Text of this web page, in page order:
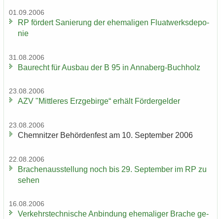
01.09.2006
RP för­dert Sa­nie­rung der ehe­ma­li­gen Fluat­werks­de­po­
nie
31.08.2006
Bau­recht für Aus­bau der B 95 in Annaberg-​Buchholz
23.08.2006
AZV "Mitt­le­res Erz­ge­bir­ge“ er­hält För­der­gel­der
23.08.2006
Chem­nit­zer Be­hör­den­fest am 10. Sep­tem­ber 2006
22.08.2006
Bra­chen­aus­stel­lung noch bis 29. Sep­tem­ber im RP zu
sehen
16.08.2006
Ver­kehrs­tech­ni­sche An­bin­dung ehe­ma­li­ger Bra­che ge­